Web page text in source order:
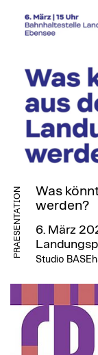
PRAESENTATION
Was
werden?
6. März
Studio